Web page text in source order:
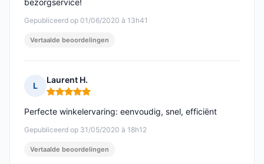
Gepubliceerd op 01/06/2020 à 13h41
bezorgservice!
Vertaalde beoordelingen
L
Laurent H.
Opmerking: 5 van 5
Gepubliceerd op 31/05/2020 à 18h12
Perfecte winkelervaring: eenvoudig, snel, efficiënt
Vertaalde beoordelingen